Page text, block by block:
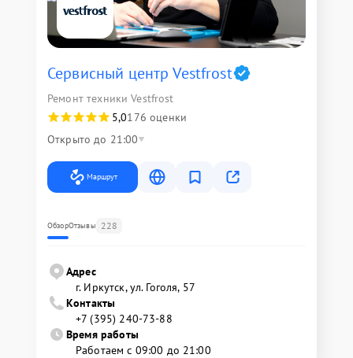
Сервисный центр Vestfrost
Ремонт техники Vestfrost
5,0176 оценки
Открыто до 21:00
Маршрут
ОбзорОтзывы 228
Адрес
г. Иркутск, ул. ​Гоголя, 57
Контакты
+7 (395) 240-73-88
Время работы
Работаем с 09:00 до 21:00